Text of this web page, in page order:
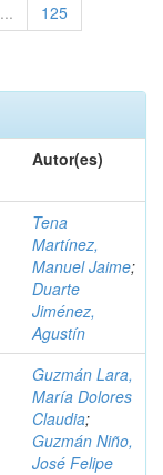
...
125
Autor(es)
Tena
Martínez,
Manuel Jaime;
Duarte
Jiménez,
Agustín
Guzmán Lara,
María Dolores
Claudia;
Guzmán Niño,
José Felipe